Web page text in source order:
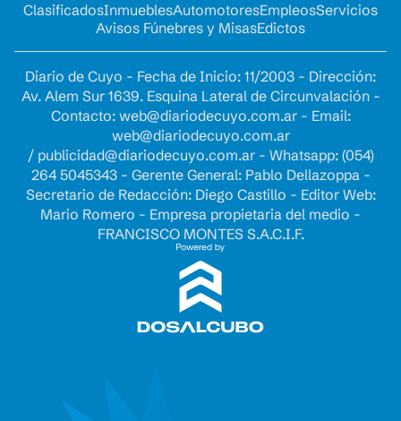
ClasificadosInmueblesAutomotoresEmpleosServicios
Avisos Fúnebres y MisasEdictos
Diario de Cuyo - Fecha de Inicio: 11/2003 - Dirección:
Av. Alem Sur 1639. Esquina Lateral de Circunvalación -
Contacto: web@diariodecuyo.com.ar- Email:
web@diariodecuyo.com.ar
/ publicidad@diariodecuyo.com.ar- Whatsapp: (054)
264 5045343 - Gerente General: Pablo Dellazoppa -
Secretario de Redacción: Diego Castillo - Editor Web:
Mario Romero - Empresa propietaria del medio -
FRANCISCO MONTES S.A.C.I.F.